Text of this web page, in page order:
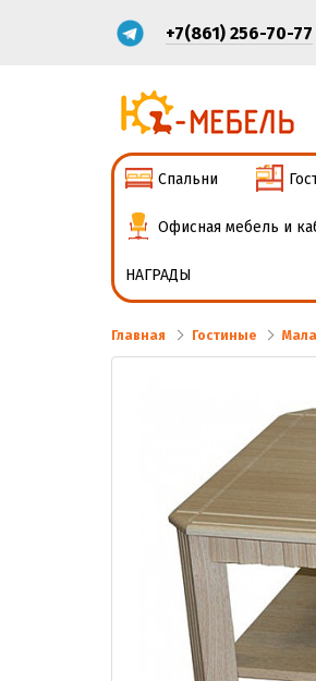
+7(861) 256-70-77
Спальни
Офисная мебель и
НАГРАДЫ
Главная Гостиные